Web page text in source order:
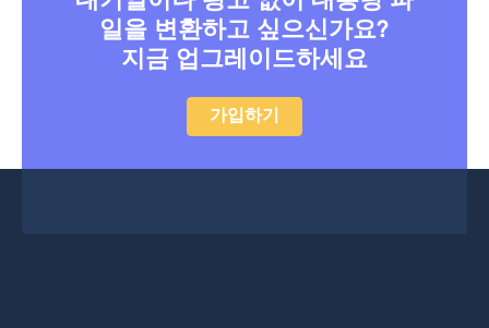
일을 변환하고 싶으신가요?
지금 업그레이드하세요
가입하기